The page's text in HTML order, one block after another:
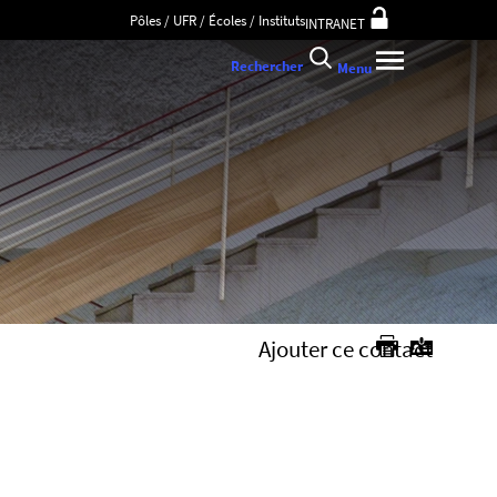
Pôles / UFR / Écoles / InstitutsINTRANET
Rechercher Menu
Ajouter ce contact